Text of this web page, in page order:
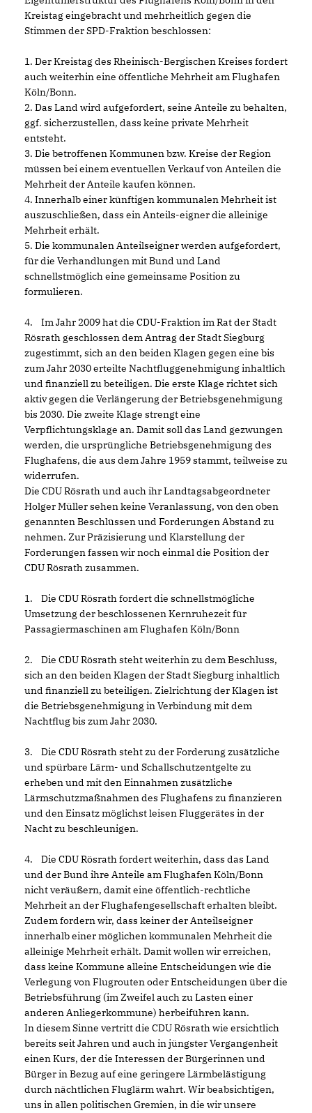
Kreistag eingebracht und mehrheitlich gegen die
Stimmen der SPD-Fraktion beschlossen:
1. Der Kreistag des Rheinisch-Bergischen Kreises fordert
auch weiterhin eine öffentliche Mehrheit am Flughafen
Köln/Bonn.
2. Das Land wird aufgefordert, seine Anteile zu behalten,
ggf. sicherzustellen, dass keine private Mehrheit
entsteht.
3. Die betroffenen Kommunen bzw. Kreise der Region
müssen bei einem eventuellen Verkauf von Anteilen die
Mehrheit der Anteile kaufen können.
4. Innerhalb einer künftigen kommunalen Mehrheit ist
auszuschließen, dass ein Anteils-eigner die alleinige
Mehrheit erhält.
5. Die kommunalen Anteilseigner werden aufgefordert,
für die Verhandlungen mit Bund und Land
schnellstmöglich eine gemeinsame Position zu
formulieren.
4. Im Jahr 2009 hat die CDU-Fraktion im Rat der Stadt
Rösrath geschlossen dem Antrag der Stadt Siegburg
zugestimmt, sich an den beiden Klagen gegen eine bis
zum Jahr 2030 erteilte Nachtfluggenehmigung inhaltlich
und finanziell zu beteiligen. Die erste Klage richtet sich
aktiv gegen die Verlängerung der Betriebsgenehmigung
bis 2030. Die zweite Klage strengt eine
Verpflichtungsklage an. Damit soll das Land gezwungen
werden, die ursprüngliche Betriebsgenehmigung des
Flughafens, die aus dem Jahre 1959 stammt, teilweise zu
widerrufen.
Die CDU Rösrath und auch ihr Landtagsabgeordneter
Holger Müller sehen keine Veranlassung, von den oben
genannten Beschlüssen und Forderungen Abstand zu
nehmen. Zur Präzisierung und Klarstellung der
Forderungen fassen wir noch einmal die Position der
CDU Rösrath zusammen.
1. Die CDU Rösrath fordert die schnellstmögliche
Umsetzung der beschlossenen Kernruhezeit für
Passagiermaschinen am Flughafen Köln/Bonn
2. Die CDU Rösrath steht weiterhin zu dem Beschluss,
sich an den beiden Klagen der Stadt Siegburg inhaltlich
und finanziell zu beteiligen. Zielrichtung der Klagen ist
die Betriebsgenehmigung in Verbindung mit dem
Nachtflug bis zum Jahr 2030.
3. Die CDU Rösrath steht zu der Forderung zusätzliche
und spürbare Lärm- und Schallschutzentgelte zu
erheben und mit den Einnahmen zusätzliche
Lärmschutzmaßnahmen des Flughafens zu finanzieren
und den Einsatz möglichst leisen Fluggerätes in der
Nacht zu beschleunigen.
4. Die CDU Rösrath fordert weiterhin, dass das Land
und der Bund ihre Anteile am Flughafen Köln/Bonn
nicht veräußern, damit eine öffentlich-rechtliche
Mehrheit an der Flughafengesellschaft erhalten bleibt.
Zudem fordern wir, dass keiner der Anteilseigner
innerhalb einer möglichen kommunalen Mehrheit die
alleinige Mehrheit erhält. Damit wollen wir erreichen,
dass keine Kommune alleine Entscheidungen wie die
Verlegung von Flugrouten oder Entscheidungen über die
Betriebsführung (im Zweifel auch zu Lasten einer
anderen Anliegerkommune) herbeiführen kann.
In diesem Sinne vertritt die CDU Rösrath wie ersichtlich
bereits seit Jahren und auch in jüngster Vergangenheit
einen Kurs, der die Interessen der Bürgerinnen und
Bürger in Bezug auf eine geringere Lärmbelästigung
durch nächtlichen Fluglärm wahrt. Wir beabsichtigen,
uns in allen politischen Gremien, in die wir unsere